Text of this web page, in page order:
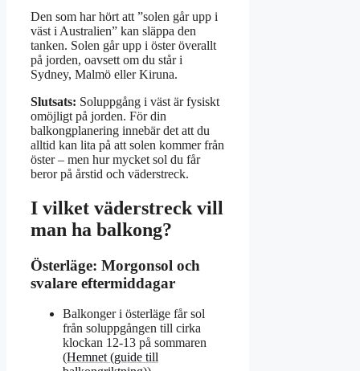
Den som har hört att ”solen går upp i
väst i Australien” kan släppa den
tanken. Solen går upp i öster överallt
på jorden, oavsett om du står i
Sydney, Malmö eller Kiruna.
Slutsats: Soluppgång i väst är fysiskt
omöjligt på jorden. För din
balkongplanering innebär det att du
alltid kan lita på att solen kommer från
öster – men hur mycket sol du får
beror på årstid och väderstreck.
I vilket väderstreck vill
man ha balkong?
Österläge: Morgonsol och
svalare eftermiddagar
Balkonger i österläge får sol
från soluppgången till cirka
klockan 12-13 på sommaren
(Hemnet (guide till